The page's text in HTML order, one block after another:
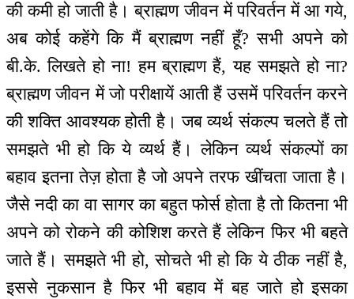
की कमी हो जाती है। ब्राह्मण जीवन में परिवर्तन में आ गये,
अब कोई कहेंगे कि मैं ब्राह्मण नहीं हूँ? सभी अपने को
बी.के. लिखते हो ना! हम ब्राह्मण हैं, यह समझते हो ना?
ब्राह्मण जीवन में जो परीक्षायें आती हैं उसमें परिवर्तन करने
की शक्ति आवश्यक होती है। जब व्यर्थ संकल्प चलते हैं तो
समझते भी हो कि ये व्यर्थ हैं। लेकिन व्यर्थ संकल्पों का
बहाव इतना तेज़ होता है जो अपने तरफ खींचता जाता है।
जैसे नदी का वा सागर का बहुत फोर्स होता है तो कितना भी
अपने को रोकने की कोशिश करते हैं लेकिन फिर भी बहते
जाते हैं। समझते भी हो, सोचते भी हो कि ये ठीक नहीं है,
इससे नुकसान है फिर भी बहाव में बह जाते हो इसका